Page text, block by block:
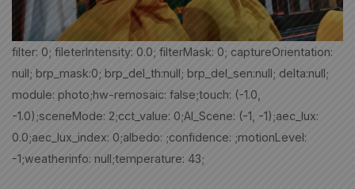
filter: 0; fileterIntensity: 0.0; filterMask: 0; captureOrientation:
null; brp_mask:0; brp_del_th:null; brp_del_sen:null; delta:null;
module: photo;hw-remosaic: false;touch: (-1.0,
-1.0);sceneMode: 2;cct_value: 0;AI_Scene: (-1, -1);aec_lux:
0.0;aec_lux_index: 0;albedo: ;confidence: ;motionLevel:
-1;weatherinfo: null;temperature: 43;